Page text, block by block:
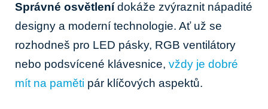
Správné osvětlenídokáže zvýraznit nápadité
designy a moderní technologie. Ať už se
rozhodneš pro LED pásky, RGB ventilátory
nebo podsvícené klávesnice, vždy je dobré
mít na paměti pár klíčových aspektů.